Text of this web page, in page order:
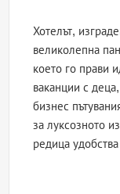
Хотелът,
великолепна
което го прави
ваканции с
бизнес
за луксозното
редица